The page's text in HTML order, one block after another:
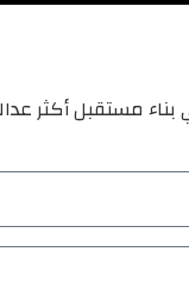
مستقبل أكثر